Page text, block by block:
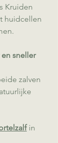
Kruiden
huidcellen
sneller
zalven
in